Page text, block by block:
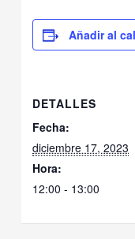
Añadir al
DETALLES
Fecha:
diciembre 17, 2023
Hora:
12:00 - 13:00